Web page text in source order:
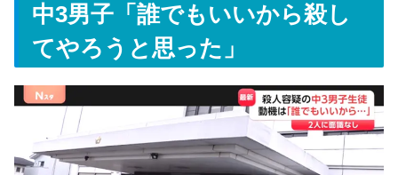
中3男子「誰でもいいから殺し
てやろうと思った」